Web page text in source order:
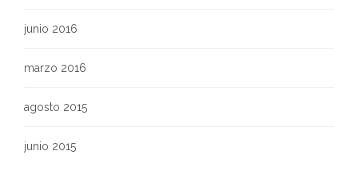
junio 2016
marzo 2016
agosto 2015
junio 2015